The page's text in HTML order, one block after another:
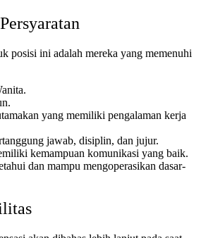
posisi ini adalah mereka yang memenuhi
yang memiliki pengalaman kerja
jawab, disiplin, dan jujur.
kemampuan komunikasi yang baik.
dan mampu mengoperasikan dasar-